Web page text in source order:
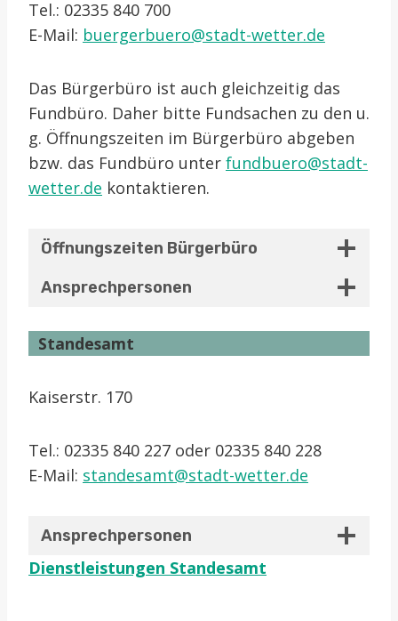
Tel.: 02335 840 700
E-Mail: buergerbuero@stadt-wetter.de
Das Bürgerbüro ist auch gleichzeitig das
Fundbüro. Daher bitte Fundsachen zu den u.
g. Öffnungszeiten im Bürgerbüro abgeben
bzw. das Fundbüro unter fundbuero@stadt-
wetter.de kontaktieren.
Öffnungszeiten Bürgerbüro
Ansprechpersonen
Standesamt
Kaiserstr. 170
Tel.: 02335 840 227 oder 02335 840 228
E-Mail: standesamt@stadt-wetter.de
Ansprechpersonen
Dienstleistungen Standesamt